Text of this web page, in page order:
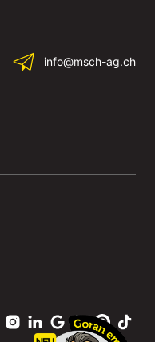
info@msch-ag.ch